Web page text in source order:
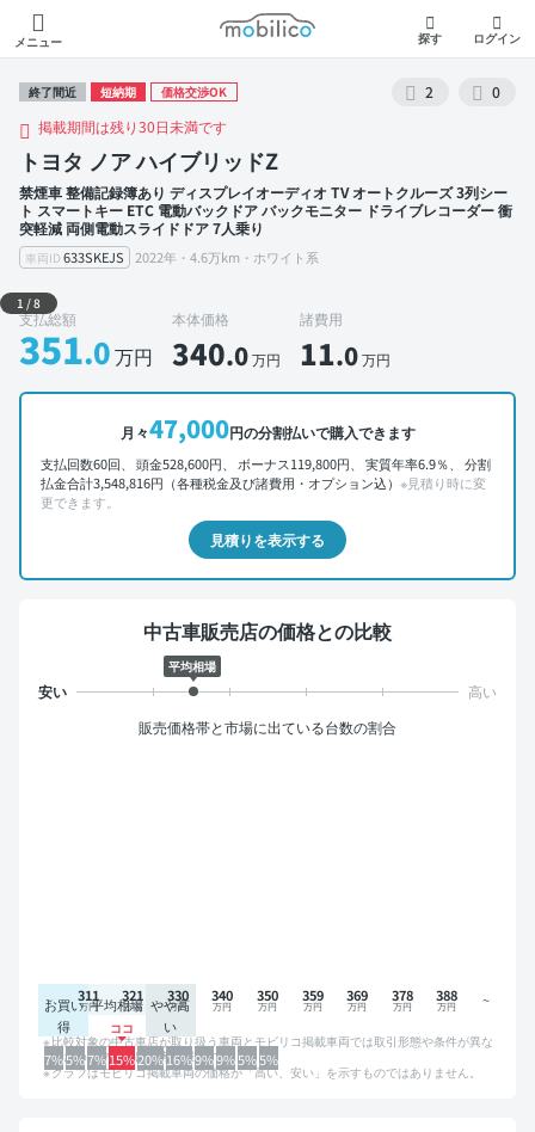
メニュー
モビリコ
探す ログイン
終了間近 短納期 価格交渉OK 2
0
掲載期間は残り30日未満です
トヨタ ノア ハイブリッドZ
禁煙車 整備記録簿あり ディスプレイオーディオ TV オートクルーズ 3列シー
ト スマートキー ETC 電動バックドア バックモニター ドライブレコーダー 衝
突軽減 両側電動スライドドア 7人乗り
車両ID 633SKEJS 2022年・4.6万km・ホワイト系
外装 左前
1 /8
支払総額
351.0万円
本体価格
340.0万円
諸費用
11.0万円
月々47,000円の分割払いで購入できます
支払回数60回、 頭金528,600円、 ボーナス119,800円、 実質年率6.9％、 分割
払金合計3,548,816円（各種税金及び諸費用・オプション込） ※見積り時に変
更できます。
見積りを表示する
中古車販売店の価格との比較
平均相場
販売価格帯と市場に出ている台数の割合
お買い
得
平均相場 やや高
い
7%5%7%15%20%16%9%9%5%5%
311 321 330 340 350 359 369 378 388
比較対象の中古車店が取り扱う車両とモビリコ掲載車両では取引形態や条件が異な
るため、グラフは参考情報です。
グラフはモビリコ掲載車両の価格が「高い、安い」を示すものではありません。